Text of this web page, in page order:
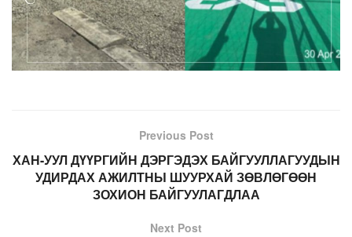
Previous Post
ХАН-УУЛ ДҮҮРГИЙН ДЭРГЭДЭХ БАЙГУУЛЛАГУУДЫН
УДИРДАХ АЖИЛТНЫ ШУУРХАЙ ЗӨВЛӨГӨӨН
ЗОХИОН БАЙГУУЛАГДЛАА
Next Post